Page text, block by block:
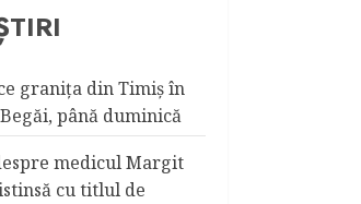
graniţa din Timiş în
până duminică
medicul Margit
cu titlul de